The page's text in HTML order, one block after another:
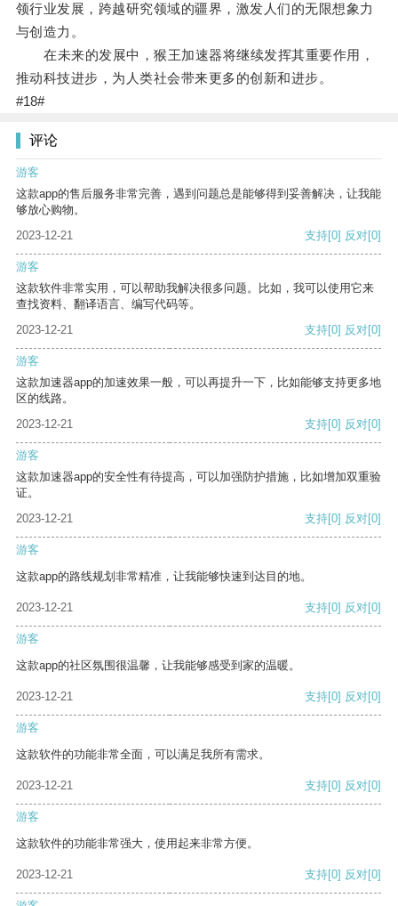
领行业发展，跨越研究领域的疆界，激发人们的无限想象力
与创造力。
在未来的发展中，猴王加速器将继续发挥其重要作用，
推动科技进步，为人类社会带来更多的创新和进步。
#18#
评论
游客
这款app的售后服务非常完善，遇到问题总是能够得到妥善解决，让我能
够放心购物。
2023-12-21
支持[0] 反对[0]
游客
这款软件非常实用，可以帮助我解决很多问题。比如，我可以使用它来
查找资料、翻译语言、编写代码等。
2023-12-21
支持[0] 反对[0]
游客
这款加速器app的加速效果一般，可以再提升一下，比如能够支持更多地
区的线路。
2023-12-21
支持[0] 反对[0]
游客
这款加速器app的安全性有待提高，可以加强防护措施，比如增加双重验
证。
2023-12-21
支持[0] 反对[0]
游客
这款app的路线规划非常精准，让我能够快速到达目的地。
2023-12-21 支持[0] 反对[0]
游客
这款app的社区氛围很温馨，让我能够感受到家的温暖。
2023-12-21 支持[0] 反对[0]
游客
这款软件的功能非常全面，可以满足我所有需求。
2023-12-21 支持[0] 反对[0]
游客
这款软件的功能非常强大，使用起来非常方便。
2023-12-21 支持[0] 反对[0]